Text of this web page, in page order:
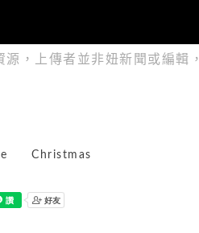
，上傳者並非妞新聞或編輯，
Christmas